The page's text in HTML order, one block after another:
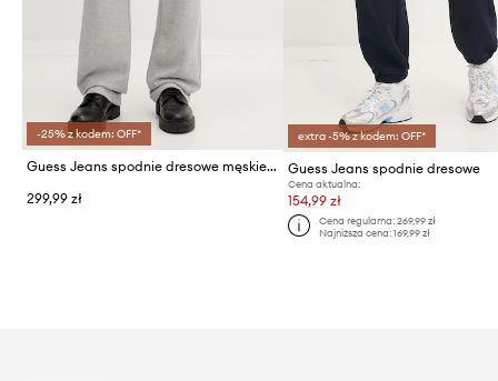
-25% z kodem: OFF*
Guess Jeans spodnie dresowe męskie bawełniane
299,99 zł
extra -5% z kodem: OFF*
Guess Jeans spodnie dresowe
Cena aktualna:
154,99 zł
Cena regularna: 269,99 zł
Najniższa cena: 169,99 zł